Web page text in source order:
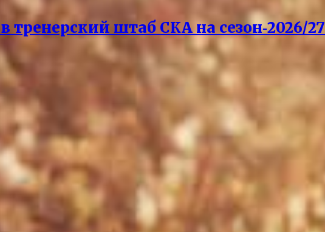
штаб СКА на сезон‑2026/27